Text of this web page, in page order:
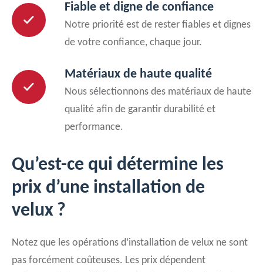
Fiable et digne de confiance
Notre priorité est de rester fiables et dignes
de votre confiance, chaque jour.
Matériaux de haute qualité
Nous sélectionnons des matériaux de haute
qualité afin de garantir durabilité et
performance.
Qu’est-ce qui détermine les
prix d’une installation de
velux ?
Notez que les opérations d’installation de velux ne sont
pas forcément coûteuses. Les prix dépendent